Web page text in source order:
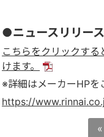
●ニュースリリー
こちらをクリックす
けます。
※詳細はメーカーHPを
https://
«